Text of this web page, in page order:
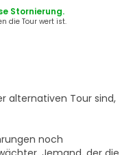
Stornierung.
die Tour wert ist.
alternativen Tour sind,
noch